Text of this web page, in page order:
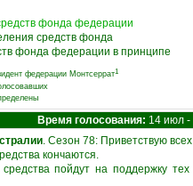
фонда федерации
средств фонда
фонда федерации в принципе
федерации Монтсеррат1
Время голосования: 14 июл
. Сезон 78: Приветствую
кончаются.
пойдут на поддержку